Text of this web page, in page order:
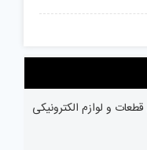
قطعات و لوازم الکترونیکی